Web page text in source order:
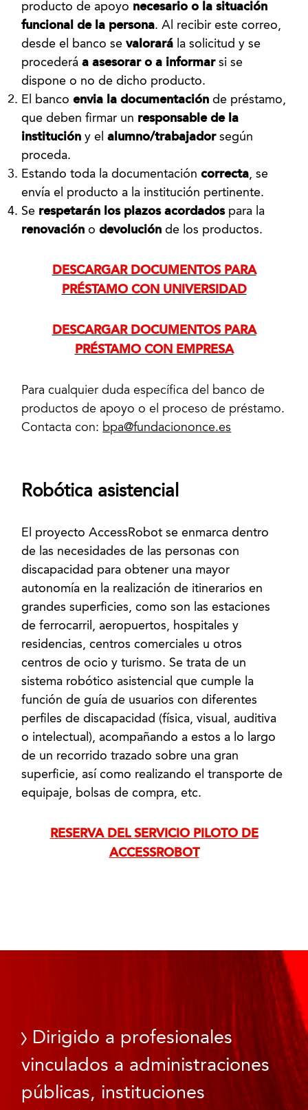
producto de apoyo necesario o la situación
funcional de la persona. Al recibir este correo,
desde el banco sevalorará la solicitud y se
procederáa asesorar o a informarsi se
dispone o no de dicho producto.
El bancoenvia la documentación de préstamo,
que deben firmar un responsable de la
institución y elalumno/trabajadorsegún
proceda.
Estando toda la documentacióncorrecta, se
envía el producto a la institución pertinente.
Se respetarán los plazos acordadospara la
renovación odevolución de los productos.
DESCARGAR DOCUMENTOS PARA
PRÉSTAMO CON UNIVERSIDAD
DESCARGAR DOCUMENTOS PARA
PRÉSTAMO CON EMPRESA
Para cualquier duda específica del banco de
productos de apoyo o el proceso de préstamo.
Contacta con: bpa@fundaciononce.es
Robótica asistencial
El proyecto AccessRobot se enmarca dentro
de las necesidades de las personas con
discapacidad para obtener una mayor
autonomía en la realización de itinerarios en
grandes superficies, como son las estaciones
de ferrocarril, aeropuertos, hospitales y
residencias, centros comerciales u otros
centros de ocio y turismo. Se trata de un
sistema robótico asistencial que cumple la
función de guía de usuarios con diferentes
perfiles de discapacidad (física, visual, auditiva
o intelectual), acompañando a estos a lo largo
de un recorrido trazado sobre una gran
superficie, así como realizando el transporte de
equipaje, bolsas de compra, etc.
RESERVA DEL SERVICIO PILOTO DE
ACCESSROBOT
Dirigido a profesionales
vinculados a administraciones
públicas, instituciones